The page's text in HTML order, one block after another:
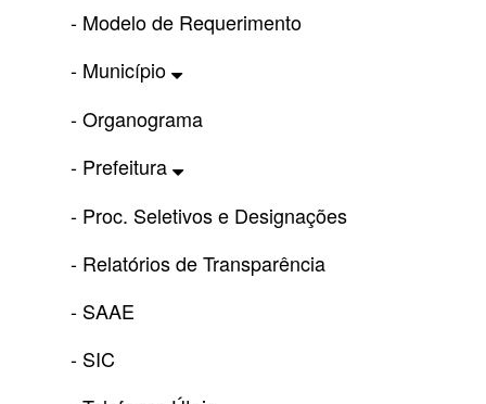
- Modelo de Requerimento
- Município
- Organograma
- Prefeitura
- Proc. Seletivos e Designações
- Relatórios de Transparência
- SAAE
- SIC